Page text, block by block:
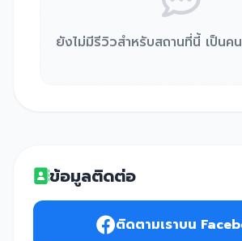
ยังไม่มีรีวิวสำหรับสถานที่นี้ เป็นค
ข้อมูลติดต่อ
ติดตามเราบน